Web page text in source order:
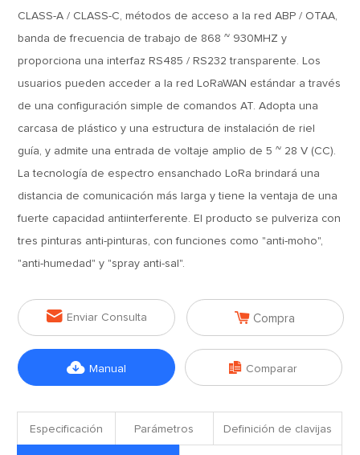
CLASS-A / CLASS-C, métodos de acceso a la red ABP / OTAA,
banda de frecuencia de trabajo de 868 ~ 930MHZ y
proporciona una interfaz RS485 / RS232 transparente. Los
usuarios pueden acceder a la red LoRaWAN estándar a través
de una configuración simple de comandos AT. Adopta una
carcasa de plástico y una estructura de instalación de riel
guía, y admite una entrada de voltaje amplio de 5 ~ 28 V (CC).
La tecnología de espectro ensanchado LoRa brindará una
distancia de comunicación más larga y tiene la ventaja de una
fuerte capacidad antiinterferente. El producto se pulveriza con
tres pinturas anti-pinturas, con funciones como "anti-moho",
"anti-humedad" y "spray anti-sal".
 Enviar Consulta  Compra
 Manual  Comparar
Especificación Parámetros Definición de clavijas